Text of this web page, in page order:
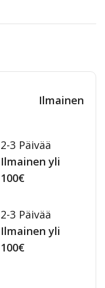
Ilmainen
2-3 Päivää
Ilmainen yli
100€
2-3 Päivää
Ilmainen yli
100€